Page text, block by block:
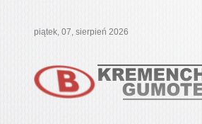
piątek, 07, sierpień 2026